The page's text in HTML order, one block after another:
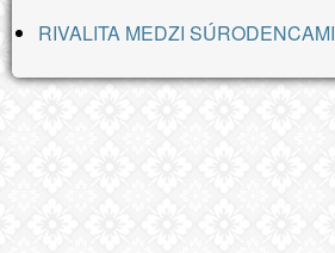
RIVALITA MEDZI SÚRODENCAMI